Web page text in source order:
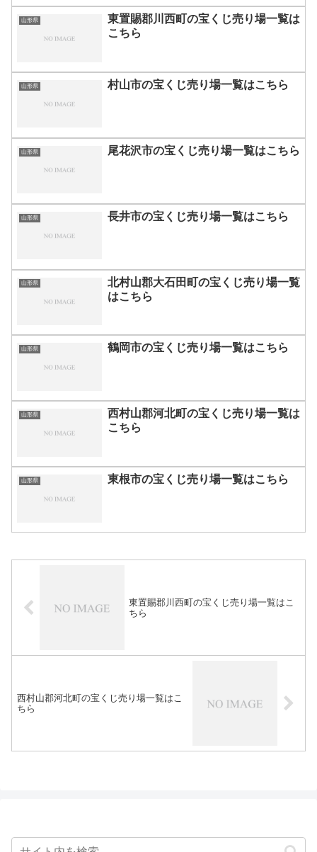
山形県
東置賜郡川西町の宝くじ売り場一覧は
こちら
山形県 村山市の宝くじ売り場一覧はこちら
山形県 尾花沢市の宝くじ売り場一覧はこちら
山形県 長井市の宝くじ売り場一覧はこちら
山形県
北村山郡大石田町の宝くじ売り場一覧
はこちら
山形県 鶴岡市の宝くじ売り場一覧はこちら
山形県
西村山郡河北町の宝くじ売り場一覧は
こちら
山形県 東根市の宝くじ売り場一覧はこちら
東置賜郡川西町の宝くじ売り場一覧はこ
ちら
西村山郡河北町の宝くじ売り場一覧はこ
ちら